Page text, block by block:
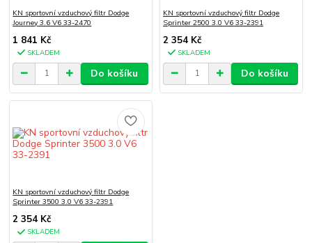
KN sportovní vzduchový filtr Dodge
Journey 3.6 V6 33-2470
1 841 Kč
SKLADEM
Do košíku
KN sportovní vzduchový filtr Dodge
Sprinter 2500 3.0 V6 33-2391
2 354 Kč
SKLADEM
Do košíku
KN sportovní vzduchový filtr Dodge
Sprinter 3500 3.0 V6 33-2391
2 354 Kč
SKLADEM